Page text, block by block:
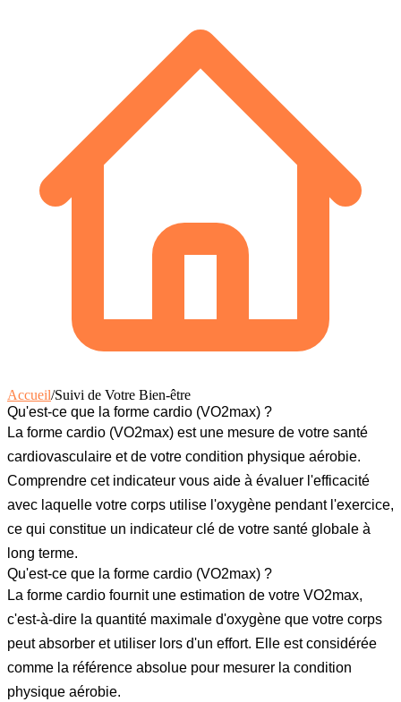
Accueil/Suivi de Votre Bien-être
Qu'est-ce que la forme cardio (VO2max) ?
La forme cardio (VO2max) est une mesure de votre santé
cardiovasculaire et de votre condition physique aérobie.
Comprendre cet indicateur vous aide à évaluer l'efficacité
avec laquelle votre corps utilise l'oxygène pendant l'exercice,
ce qui constitue un indicateur clé de votre santé globale à
long terme.
Qu'est-ce que la forme cardio (VO2max) ?
La forme cardio fournit une estimation de votre VO2max,
c'est-à-dire la quantité maximale d'oxygène que votre corps
peut absorber et utiliser lors d'un effort. Elle est considérée
comme la référence absolue pour mesurer la condition
physique aérobie.